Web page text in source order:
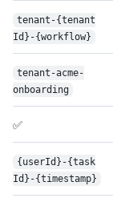
tenant-{tenant
Id}-{workflow}
tenant-acme-
onboarding
✅
{userId}-{task
Id}-{timestamp}